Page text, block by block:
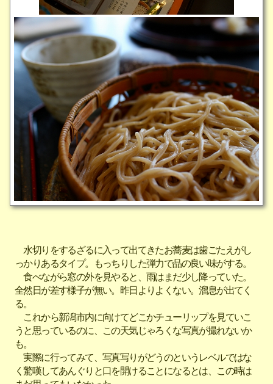
水切りをするざるに入って出てきたお蕎麦は歯ごたえがし
っかりあるタイプ。もっちりした弾力で品の良い味がする。
食べながら窓の外を見やると、雨はまだ少し降っていた。
全然日が差す様子が無い。昨日よりよくない。溜息が出てく
る。
これから新潟市内に向けてどこかチューリップを見ていこ
うと思っているのに、この天気じゃろくな写真が撮れないか
も。
実際に行ってみて、写真写りがどうのというレベルではな
く驚嘆してあんぐりと口を開けることになるとは、この時は